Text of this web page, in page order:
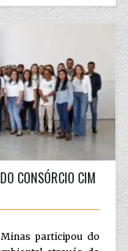
CONSÓRCIO CIM
participou do